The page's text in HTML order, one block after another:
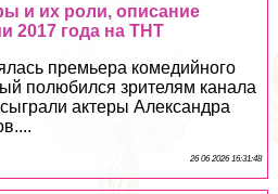
и их роли, описание
2017 года на ТНТ
премьера комедийного
полюбился зрителям канала
актеры Александра
26 06 2026 16:31:48